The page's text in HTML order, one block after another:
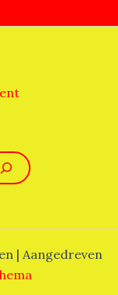
| Aangedreven